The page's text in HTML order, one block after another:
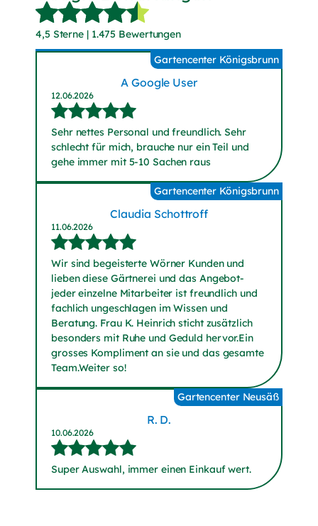
4,5 Sterne | 1.475 Bewertungen
A Google User
12.06.2026
Gartencenter Königsbrunn
Sehr nettes Personal und freundlich. Sehr
schlecht für mich, brauche nur ein Teil und
gehe immer mit 5-10 Sachen raus
Claudia Schottroff
11.06.2026
Gartencenter Königsbrunn
Wir sind begeisterte Wörner Kunden und
lieben diese Gärtnerei und das Angebot-
jeder einzelne Mitarbeiter ist freundlich und
fachlich ungeschlagen im Wissen und
Beratung. Frau K. Heinrich sticht zusätzlich
besonders mit Ruhe und Geduld hervor.Ein
grosses Kompliment an sie und das gesamte
Team.Weiter so!
R. D.
10.06.2026
Gartencenter Neusäß
Super Auswahl, immer einen Einkauf wert.